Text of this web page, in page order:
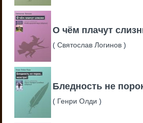
О чём плачут
(Святослав Логинов)
Бледность не
( Генри Олди)